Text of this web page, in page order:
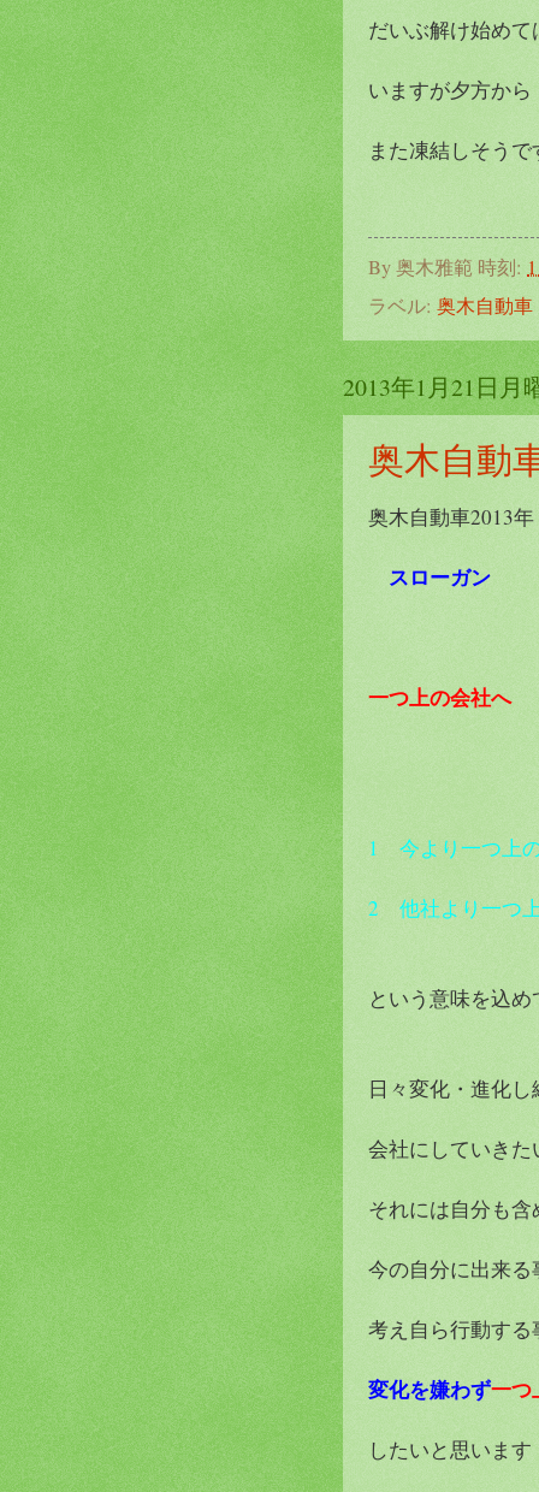
だいぶ解け始めて
いますが夕方から
また凍結しそう
By奥木雅範 時刻:
ラベル: 奥木自動車
2013年1月21日月
奥木自動
奥木自動車2013年
スローガン
一つ上の会社へ
1 今より一つ上
2 他社より一つ
という意味を込め
日々変化・進化し
会社にしていき
それには自分も
今の自分に出来
考え自ら行動す
変化を嫌わず一つ
したいと思います